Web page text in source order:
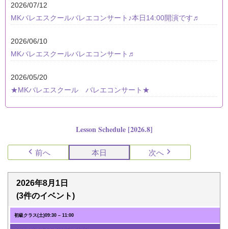
2026/07/12
MKバレエスクールバレエコンサート♪本日14:00開演です♬
2026/06/10
MKバレエスクールバレエコンサート♬
2026/05/20
★MKバレエスクール バレエコンサート★
Lesson Schedule [2026.8]
前へ 本日 次へ
2026年8月1日
(3件のイベント)
初級クラス(土)09:30 – 11:00